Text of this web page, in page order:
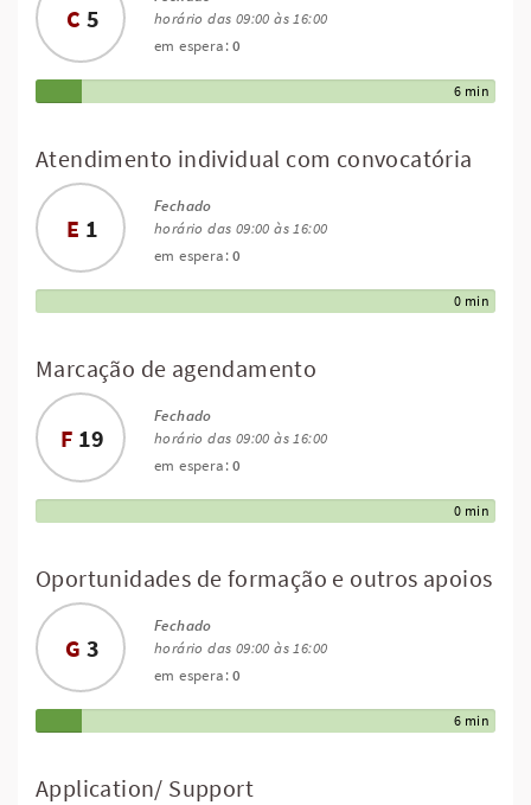
C 5
horário das 09:00 às 16:00
em espera:0
6 min
Atendimento individual com convocatória
E 1
Fechado
horário das 09:00 às 16:00
em espera:0
0 min
Marcação de agendamento
F 19
Fechado
horário das 09:00 às 16:00
em espera:0
0 min
Oportunidades de formação e outros apoios
G 3
Fechado
horário das 09:00 às 16:00
em espera:0
6 min
Application/ Support